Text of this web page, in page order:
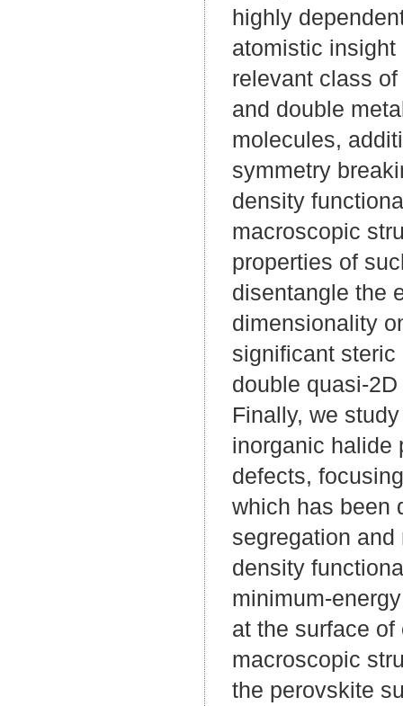
highly
atomistic
relevant class
and double
molecules,
symmetry
density
macroscopic
properties of
disentangle the
dimensionality
significant
double quasi-
Finally, we
inorganic halide
defects,
which has been
segregation
density
minimum-
at the surface
macroscopic
the perovskite